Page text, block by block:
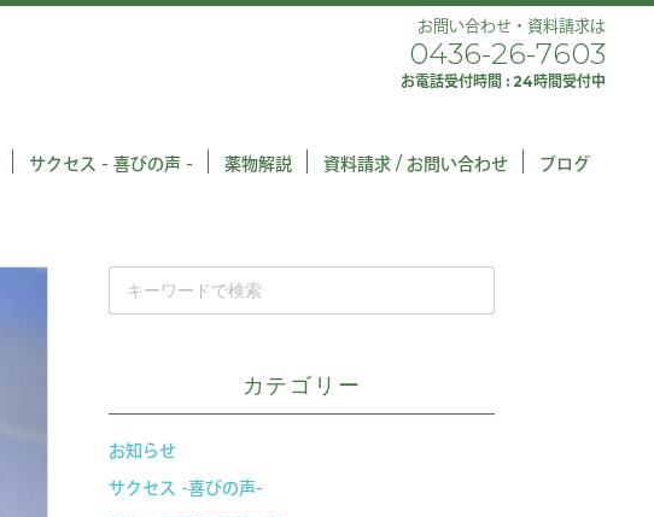
お問い合わせ・資料請求は
0436-26-7603
お電話受付時間 : 24時間受付中
サクセス - 喜びの声 - 薬物解説 資料請求 / お問い合わせ ブログ
カテゴリー
お知らせ
サクセス -喜びの声-